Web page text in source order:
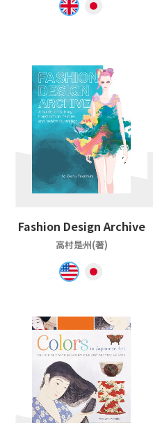
Fashion Design Archive
高村是州(著)